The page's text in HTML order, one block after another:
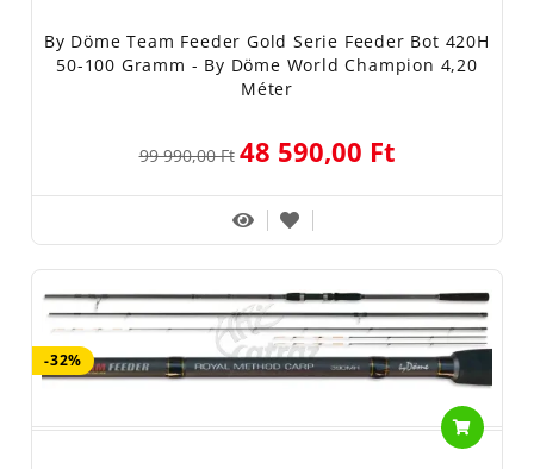
By Döme Team Feeder Gold Serie Feeder Bot 420H
50-100 Gramm - By Döme World Champion 4,20
Méter
99 990,00 Ft 48 590,00 Ft
-32%